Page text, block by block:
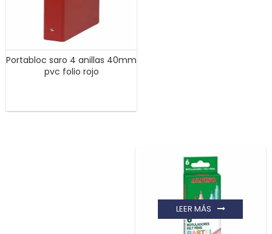
Portabloc saro 4 anillas 40mm
pvc folio rojo
LEER MÁS